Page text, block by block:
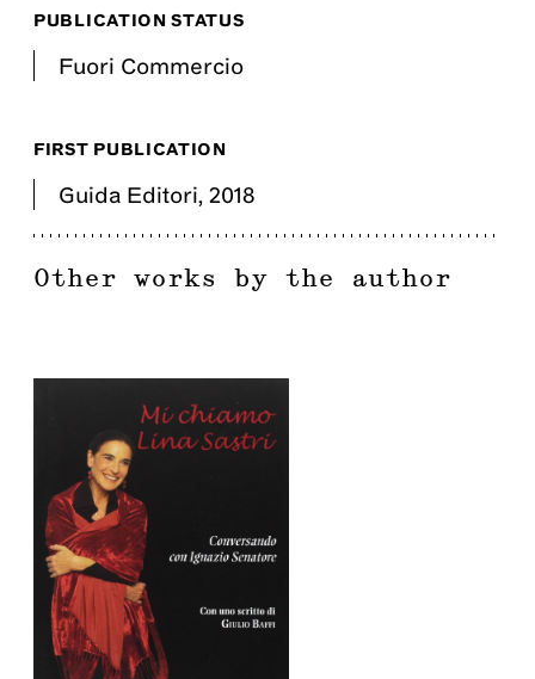
PUBLICATION STATUS
Fuori Commercio
FIRST PUBLICATION
Guida Editori, 2018
Other works by the author